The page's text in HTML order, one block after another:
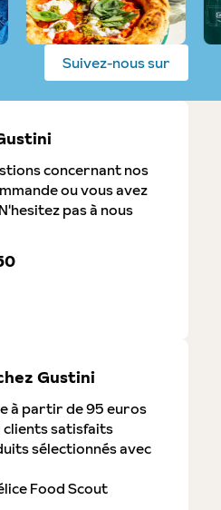
Suivez-nous sur
concernant nos
ou vous avez
pas à nous
Gustini
à partir de 95 euros
satisfaits
sélectionnés avec
Food Scout